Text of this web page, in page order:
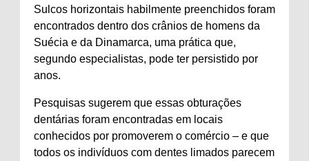
Sulcos horizontais habilmente preenchidos foram
encontrados dentro dos crânios de homens da
Suécia e da Dinamarca, uma prática que,
segundo especialistas, pode ter persistido por
anos.
Pesquisas sugerem que essas obturações
dentárias foram encontradas em locais
conhecidos por promoverem o comércio – e que
todos os indivíduos com dentes limados parecem